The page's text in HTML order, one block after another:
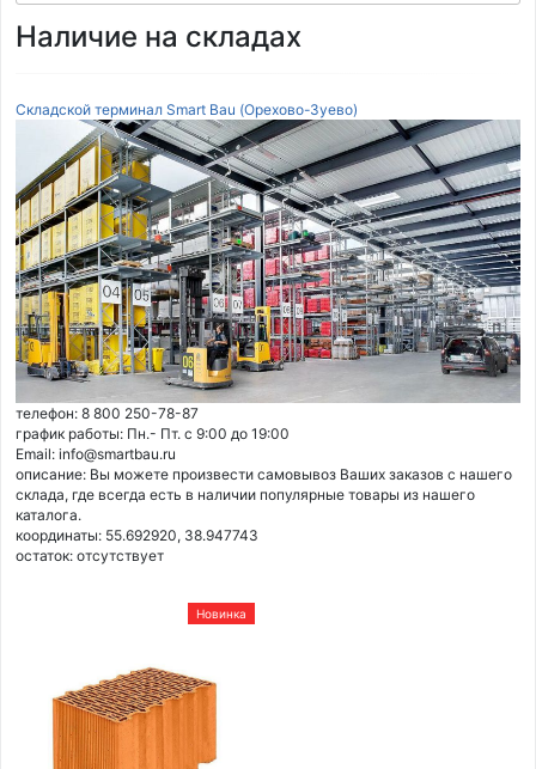
Наличие на складах
Складской терминал Smart Bau (Орехово-Зуево)
телефон: 8 800 250-78-87
график работы: Пн.- Пт. с 9:00 до 19:00
Email: info@smartbau.ru
описание: Вы можете произвести самовывоз Ваших заказов с нашего
склада, где всегда есть в наличии популярные товары из нашего
каталога.
координаты: 55.692920, 38.947743
остаток: отсутствует
Новинка